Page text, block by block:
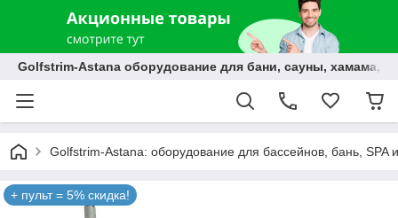
Golfstrim-Astana оборудование для бани, сауны, хамама,
Golfstrim-Astana: оборудование для бассейнов, бань, SPA
+ пульт = 5% скидка!